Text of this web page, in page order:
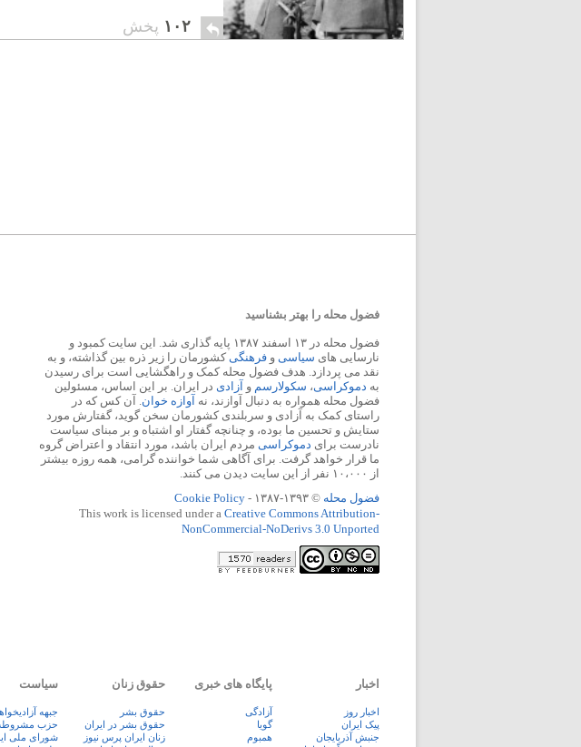
۱۰۲ پخش
فضول محله را بهتر بشناسید
فضول محله در ۱۳ اسفند ۱۳۸۷ پایه گذاری شد. این سایت کمبود و
نارسایی های سیاسی و فرهنگیکشورمان را زیر ذره بین گذاشته، و به
نقد می پردازد. هدف فضول محله کمک و راهگشایی است برای رسیدن
به دموکراسی، سکولارسم و آزادی در ایران. بر این اساس، مسئولین
فضول محله همواره به دنبال آوازند، نه آوازه خوان. آن کس که در
راستای کمک به آزادی و سربلندی کشورمان سخن گوید، گفتارش مورد
ستایش و تحسین ما بوده، و چنانچه گفتار او اشتباه و بر مبنای سیاست
نادرست برای دموکراسی مردم ایران باشد، مورد انتقاد و اعتراض گروه
ما قرار خواهد گرفت. برای آگاهی شما خواننده گرامی، همه روزه بیشتر
از ۱۰،۰۰۰ نفر از این سایت دیدن می کنند.
فضول محله © ۱۳۹۳-۱۳۸۷ -
Cookie Policy
This work is licensed under a Creative Commons Attribution-
NonCommercial-NoDerivs 3.0 Unported
اخبار
اخبار روز
پيک ايران
جنبش آذربایجان
پایگاه های خبری
آزادگی
گویا
همبوم
حقوق زنان
حقوق بشر
حقوق بشر در ایران
زنان ايران پرس نيوز
سیاست
جبهه
حزب مشروطه
شورای ملی